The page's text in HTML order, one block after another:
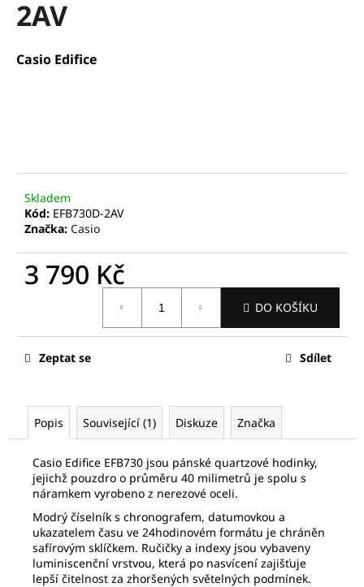
0,0
z
hvězdiček.
2AV
Casio Edifice
Skladem
Kód: EFB730D-2AV
Značka: Casio
3 790 Kč
DO KOŠÍKU
Zeptat se Sdílet
Popis Související (1) Diskuze Značka
Casio Edifice EFB730 jsou pánské quartzové hodinky,
jejichž pouzdro o průměru 40 milimetrů je spolu s
náramkem vyrobeno z nerezové oceli.
Modrý číselník s chronografem, datumovkou a
ukazatelem času ve 24hodinovém formátu je chráněn
safírovým sklíčkem. Ručičky a indexy jsou vybaveny
luminiscenční vrstvou, která po nasvícení zajišťuje
lepší čitelnost za zhoršených světelných podmínek.
í
?
D
o
p
o
u
FREDERIQUE
CONSTANT
FC-
252SS5B6
820
Původně: